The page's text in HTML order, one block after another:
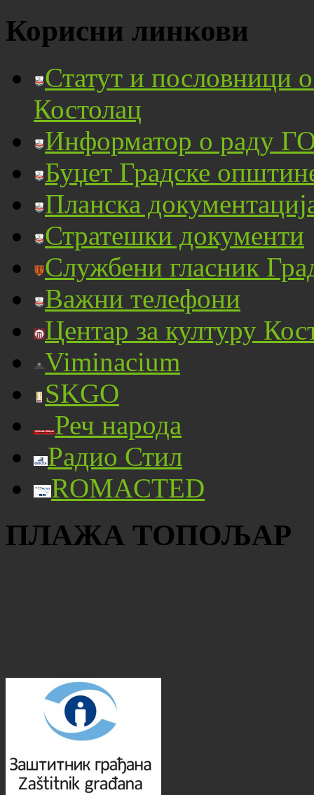
Корисни линкови
Статут и пословници
Костолац
Информатор о раду
Буџет Градске
Планска
Стратешки документи
Службени гласник
Важни телефони
Центар за културу
Viminacium
SKGO
Реч народа
Радио Стил
ROMACTED
ПЛАЖА ТОПОЉАР